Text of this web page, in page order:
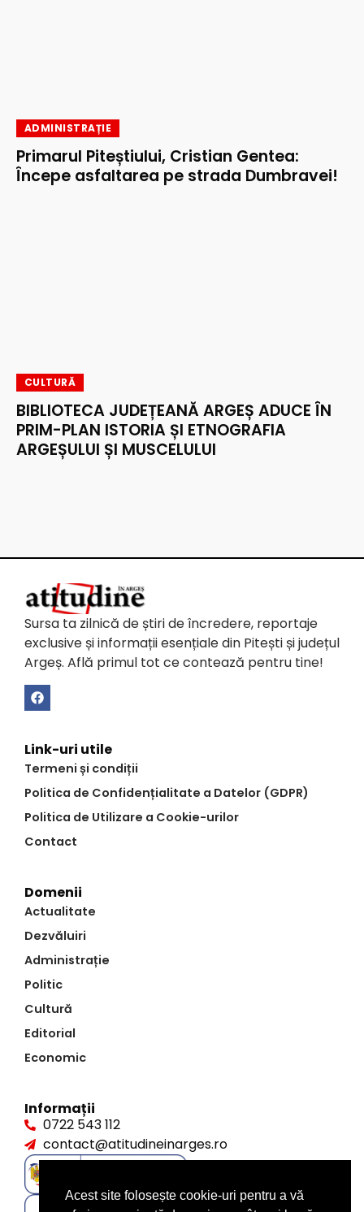
ADMINISTRAȚIE
Primarul Piteștiului, Cristian Gentea:
Începe asfaltarea pe strada Dumbravei!
CULTURĂ
BIBLIOTECA JUDEȚEANĂ ARGEȘ ADUCE ÎN
PRIM-PLAN ISTORIA ȘI ETNOGRAFIA
ARGEȘULUI ȘI MUSCELULUI
Sursa ta zilnică de știri de încredere, reportaje
exclusive și informații esențiale din Pitești și județul
Argeș. Află primul tot ce contează pentru tine!
Link-uri utile
Termeni și condiții
Politica de Confidențialitate a Datelor (GDPR)
Politica de Utilizare a Cookie-urilor
Contact
Domenii
Actualitate
Dezvăluiri
Administrație
Politic
Cultură
Editorial
Economic
Informații
0722 543 112
contact@atitudineinarges.ro
Acest site folosește cookie-uri pentru a vă